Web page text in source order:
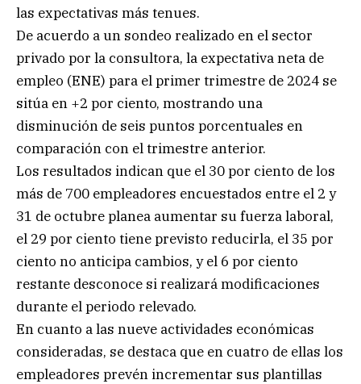
las expectativas más tenues.
De acuerdo a un sondeo realizado en el sector
privado por la consultora, la expectativa neta de
empleo (ENE) para el primer trimestre de 2024 se
sitúa en +2 por ciento, mostrando una
disminución de seis puntos porcentuales en
comparación con el trimestre anterior.
Los resultados indican que el 30 por ciento de los
más de 700 empleadores encuestados entre el 2 y
31 de octubre planea aumentar su fuerza laboral,
el 29 por ciento tiene previsto reducirla, el 35 por
ciento no anticipa cambios, y el 6 por ciento
restante desconoce si realizará modificaciones
durante el periodo relevado.
En cuanto a las nueve actividades económicas
consideradas, se destaca que en cuatro de ellas los
empleadores prevén incrementar sus plantillas